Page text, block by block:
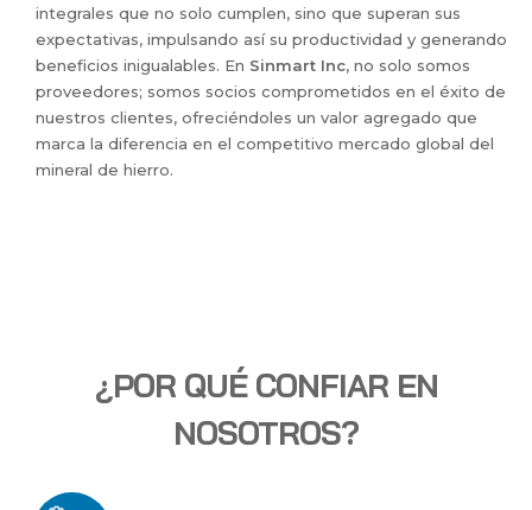
integrales que no solo cumplen, sino que superan sus
expectativas, impulsando así su productividad y generando
beneficios inigualables. En Sinmart Inc, no solo somos
proveedores; somos socios comprometidos en el éxito de
nuestros clientes, ofreciéndoles un valor agregado que
marca la diferencia en el competitivo mercado global del
mineral de hierro.
¿POR QUÉ CONFIAR EN
NOSOTROS?